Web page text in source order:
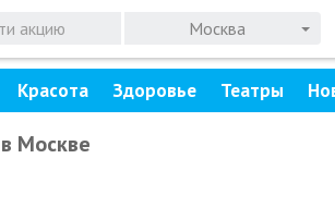
Москва
Красота Здоровье Театры
Москве